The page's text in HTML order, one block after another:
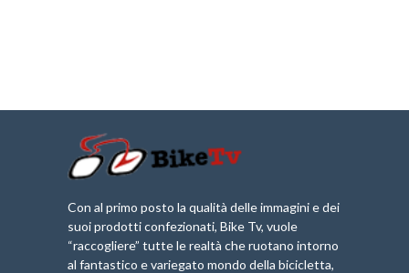
Con al primo posto la qualità delle immagini e dei
suoi prodotti confezionati, Bike Tv, vuole
“raccogliere” tutte le realtà che ruotano intorno
al fantastico e variegato mondo della bicicletta,